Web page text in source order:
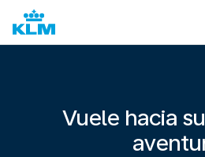
Vuele hacia